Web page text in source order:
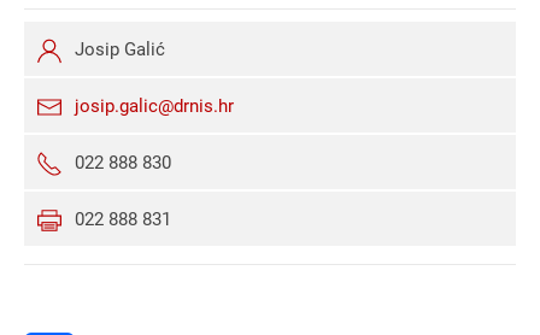
Josip Galić
josip.galic@drnis.hr
022 888 830
022 888 831